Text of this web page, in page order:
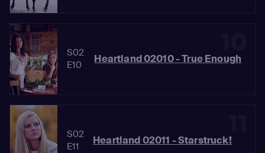
S02
E10
Heartland 02010 - True Enough
S02
E11
Heartland 02011 - Starstruck!